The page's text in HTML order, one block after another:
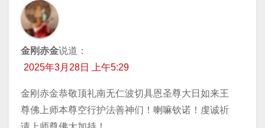
金刚赤金说道：
2025年3月28日 上午5:29
金刚赤金恭敬顶礼南无仁波切具恩圣尊大日如来王
尊佛上师本尊空行护法善神们！喇嘛钦诺！虔诚祈